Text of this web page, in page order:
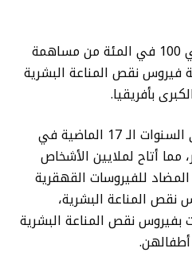
ويستخدم الصندوق العالمي 100 في المئة من مساهمة
فيروس نقص المناعة البشرية
بأفريقيا.
وساعد عملاء آبل على مدى السنوات الـ 17 الماضية في
مما أتاح لملايين الأشخاص
للفيروسات القهقرية
نقص المناعة البشرية،
بفيروس نقص المناعة البشرية